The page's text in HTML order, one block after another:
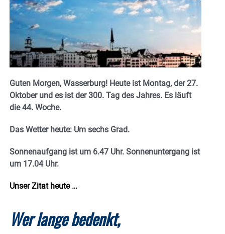
Guten Morgen, Wasserburg! Heute ist Montag, der 27.
Oktober und es ist der 300. Tag des Jahres. Es läuft
die 44. Woche.
Das Wetter heute: Um sechs Grad.
Sonnenaufgang ist um 6.47 Uhr. Sonnenuntergang ist
um 17.04 Uhr.
Unser Zitat heute …
Wer lange bedenkt,